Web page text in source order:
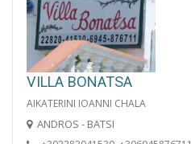
VILLA BONATSA
AIKATERINI IOANNI CHALA
ANDROS - BATSI